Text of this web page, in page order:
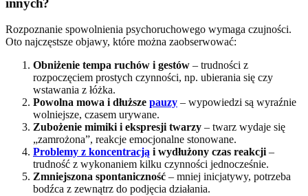
Rozpoznanie spowolnienia psychoruchowego wymaga czujności.
Oto najczęstsze objawy, które można zaobserwować:
Obniżenie tempa ruchów i gestów – trudności z
rozpoczęciem prostych czynności, np. ubierania się czy
wstawania z łóżka.
Powolna mowa i dłuższe pauzy – wypowiedzi są wyraźnie
wolniejsze, czasem urywane.
Zubożenie mimiki i ekspresji twarzy – twarz wydaje się
„zamrożona”, reakcje emocjonalne stonowane.
Problemy z koncentracją i wydłużony czas reakcji –
trudność z wykonaniem kilku czynności jednocześnie.
Zmniejszona spontaniczność – mniej inicjatywy, potrzeba
bodźca z zewnątrz do podjęcia działania.